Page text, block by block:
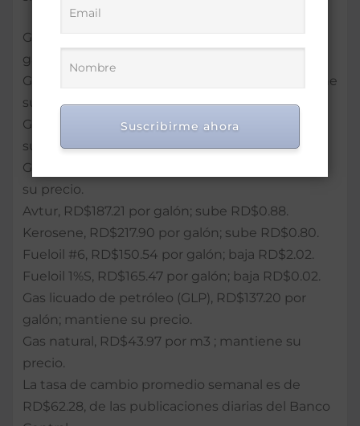
Gasolina Premium se venderá a RD$290.10 por
galón; mantiene su precio.
Gasolina Regular, RD$272.50 por galón; mantiene
su precio.
Gasoil Regular, RD$224.80 por galón; mantiene
su precio.
Gasoil Óptimo, RD$242.10 por galón; mantiene
su precio.
Avtur, RD$187.21 por galón; sube RD$0.88.
Kerosene, RD$217.90 por galón; sube RD$0.80.
Fueloil #6, RD$150.54 por galón; baja RD$2.02.
Fueloil 1%S, RD$165.47 por galón; baja RD$0.02.
Gas licuado de petróleo (GLP), RD$137.20 por
galón; mantiene su precio.
Gas natural, RD$43.97 por m3 ; mantiene su
precio.
La tasa de cambio promedio semanal es de
RD$62.28, de las publicaciones diarias del Banco
Suscribirme ahora